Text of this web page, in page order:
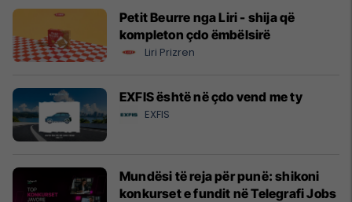
Petit Beurre nga Liri - shija që
kompleton çdo ëmbëlsirë
Liri Prizren
EXFIS është në çdo vend me ty
EXFIS
Mundësi të reja për punë: shikoni
konkurset e fundit në Telegrafi Jobs